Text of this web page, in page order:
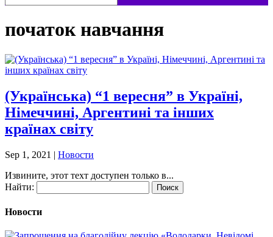
початок навчання
(Українська) “1 вересня” в Україні,
Німеччині, Аргентині та інших
країнах світу
Sep 1, 2021 | Новости
Извините, этот техт доступен только в...
Найти:
Новости